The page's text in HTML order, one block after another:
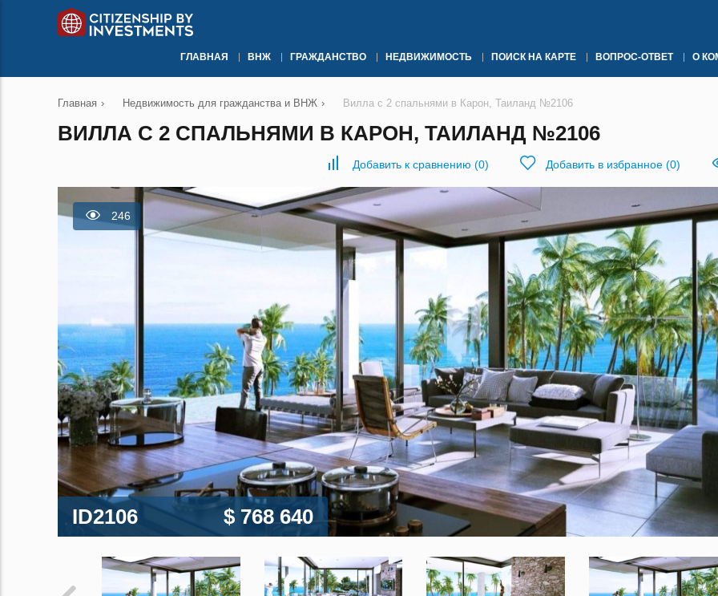
ГЛАВНАЯ ВНЖ ГРАЖДАНСТВО НЕДВИЖИМОСТЬ ПОИСК НА КАРТЕ ВОПРОС-ОТВЕТ О
Главная › Недвижимость для гражданства и ВНЖ › Вилла с 2 спальнями в Карон, Таиланд №2106
ВИЛЛА С 2 СПАЛЬНЯМИ В КАРОН, ТАИЛАНД №2106
Добавить к сравнению (0) Добавить в избранное (0)
246
ID2106 $ 768 640